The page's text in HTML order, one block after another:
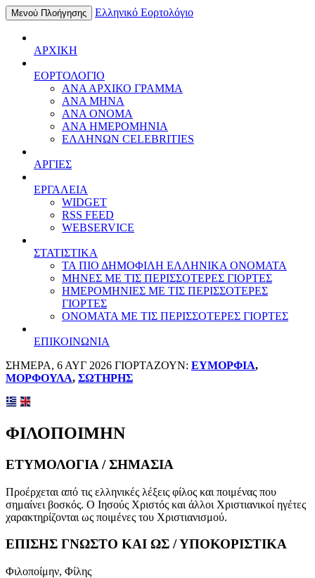
Μενού Πλοήγησης Ελληνικό Εορτολόγιο
ΑΡΧΙΚΗ
ΕΟΡΤΟΛΟΓΙΟ
ΑΝΑ ΑΡΧΙΚΟ ΓΡΑΜΜΑ
ΑΝΑ ΜΗΝΑ
ΑΝΑ ΟΝΟΜΑ
ΑΝΑ ΗΜΕΡΟΜΗΝΙΑ
ΕΛΛΗΝΩΝ CELEBRITIES
ΑΡΓΙΕΣ
ΕΡΓΑΛΕΙΑ
WIDGET
RSS FEED
WEBSERVICE
ΣΤΑΤΙΣΤΙΚΑ
ΤΑ ΠΙΟ ΔΗΜΟΦΙΛΗ ΕΛΛΗΝΙΚΑ ΟΝΟΜΑΤΑ
ΜΗΝΕΣ ΜΕ ΤΙΣ ΠΕΡΙΣΣΟΤΕΡΕΣ ΓΙΟΡΤΕΣ
ΗΜΕΡΟΜΗΝΙΕΣ ΜΕ ΤΙΣ ΠΕΡΙΣΣΟΤΕΡΕΣ
ΓΙΟΡΤΕΣ
ΟΝΟΜΑΤΑ ΜΕ ΤΙΣ ΠΕΡΙΣΣΟΤΕΡΕΣ ΓΙΟΡΤΕΣ
ΕΠΙΚΟΙΝΩΝΙΑ
ΣΗΜΕΡΑ, 6 ΑΥΓ 2026 ΓΙΟΡΤΑΖΟΥΝ: ΕΥΜΟΡΦΙΑ,
ΜΟΡΦΟΥΛΑ, ΣΩΤΗΡΗΣ
ΦΙΛΟΠΟΙΜΗΝ
ΕΤΥΜΟΛΟΓΙΑ / ΣΗΜΑΣΙΑ
Προέρχεται από τις ελληνικές λέξεις φίλος και ποιμένας που
σημαίνει βοσκός. Ο Ιησούς Χριστός και άλλοι Χριστιανικοί ηγέτες
χαρακτηρίζονται ως ποιμένες του Χριστιανισμού.
ΕΠΙΣΗΣ ΓΝΩΣΤΟ ΚΑΙ ΩΣ / ΥΠΟΚΟΡΙΣΤΙΚΑ
Φιλοποίμην, Φίλης